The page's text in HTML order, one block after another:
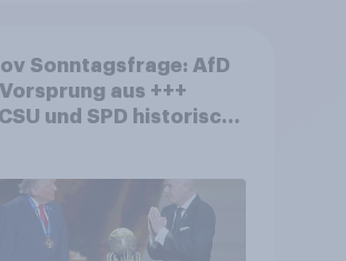
Sonntagsfrage: AfD
aus +++
und SPD historisch
WM ohne Politik